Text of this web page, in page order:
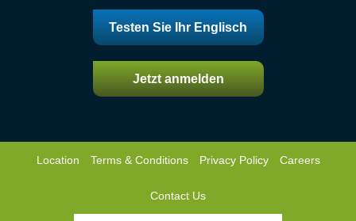
Testen Sie Ihr Englisch
Jetzt anmelden
Location Terms & Conditions Privacy Policy Careers
Contact Us